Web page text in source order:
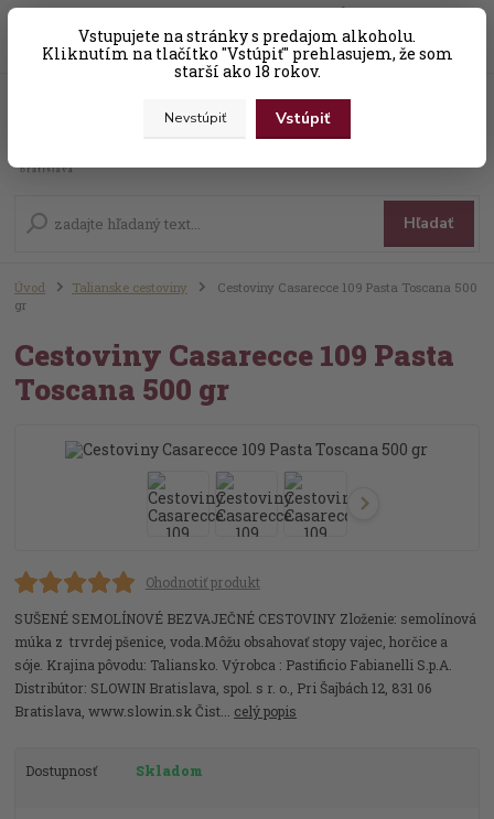
Vstupujete na stránky s predajom alkoholu.
Kliknutím na tlačítko "Vstúpiť" prehlasujem, že som
starší ako 18 rokov.
Nevstúpiť Vstúpiť
Hľadať
+421 (0) 31 56 25 377-8 za0,00 EUR
Úvod Talianske cestoviny
Cestoviny Casarecce 109 Pasta Toscana 500
gr
Cestoviny Casarecce 109 Pasta
Toscana 500 gr
Ohodnotiť produkt
SUŠENÉ SEMOLÍNOVÉ BEZVAJEČNÉ CESTOVINY Zloženie: semolínová
múka z trvrdej pšenice, voda.Môžu obsahovať stopy vajec, horčice a
sóje. Krajina pôvodu: Taliansko. Výrobca : Pastificio Fabianelli S.p.A.
Distribútor: SLOWIN Bratislava, spol. s r. o., Pri Šajbách 12, 831 06
Bratislava, www.slowin.sk Čist... celý popis
Dostupnosť Skladom